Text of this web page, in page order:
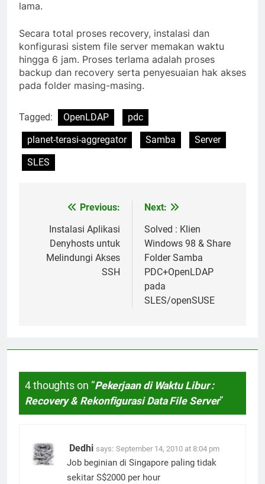
lama.
Secara total proses recovery, instalasi dan
konfigurasi sistem file server memakan waktu
hingga 6 jam. Proses terlama adalah proses
backup dan recovery serta penyesuaian hak akses
pada folder masing-masing.
Tagged: OpenLDAP
pdc
planet-terasi-aggregator
Samba
Server
SLES
navigation
Previous:
Instalasi Aplikasi
Denyhosts untuk
Melindungi Akses
SSH
Next:
Solved : Klien
Windows 98 & Share
Folder Samba
PDC+OpenLDAP
pada
SLES/openSUSE
4 thoughts on “Pekerjaan di Waktu Libur :
Recovery & Rekonfigurasi Data File Server”
Dedhi says: September 14, 2010 at 8:04 pm
Job beginian di Singapore paling tidak
sekitar S$2000 per hour